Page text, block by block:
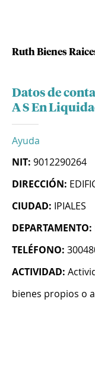
Ruth Bienes
Datos de
A S En
Ayuda
NIT: 9012290264
DIRECCIÓN:
CIUDAD: IPIALES
DEPARTAMENTO:
TELÉFONO:
ACTIVIDAD:
bienes propios o